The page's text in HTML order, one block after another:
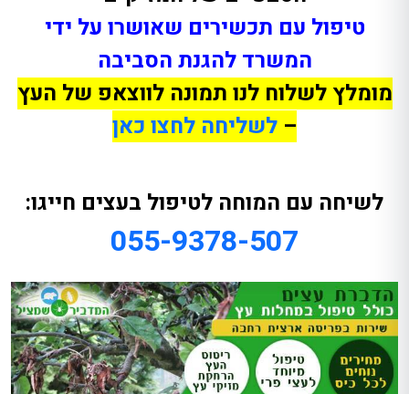
טיפול עם תכשירים שאושרו על ידי
המשרד להגנת הסביבה
מומלץ לשלוח לנו תמונה לווצאפ של העץ
– לשליחה לחצו כאן
לשיחה עם המוחה לטיפול בעצים חייגו:
055-9378-507